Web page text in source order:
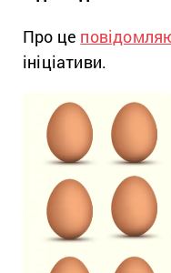
Про це
ініціативи.